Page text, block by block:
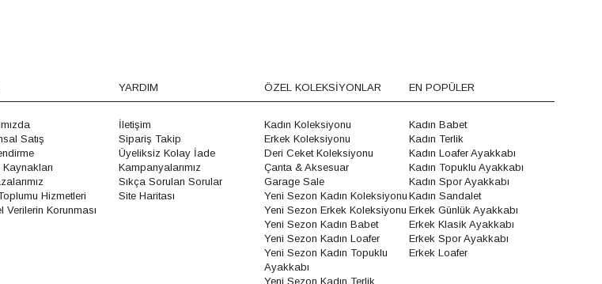
Satış
Hizmetleri
Verilerin Korunması
YARDIM
İletişim
Sipariş Takip
Üyeliksiz Kolay İade
Kampanyalarımız
Sıkça Sorulan Sorular
Site Haritası
ÖZEL KOLEKSİYONLAR
Kadın Koleksiyonu
Erkek Koleksiyonu
Deri Ceket Koleksiyonu
Çanta & Aksesuar
Garage Sale
Yeni Sezon Kadın Koleksiyonu
Yeni Sezon Erkek Koleksiyonu
Yeni Sezon Kadın Babet
Yeni Sezon Kadın Loafer
Yeni Sezon Kadın Topuklu
Ayakkabı
Yeni Sezon Kadın Terlik
EN POPÜLER
Kadın Babet
Kadın Terlik
Kadın Loafer Ayakkabı
Kadın Topuklu Ayakkabı
Kadın Spor Ayakkabı
Kadın Sandalet
Erkek Günlük Ayakkabı
Erkek Klasik Ayakkabı
Erkek Spor Ayakkabı
Erkek Loafer